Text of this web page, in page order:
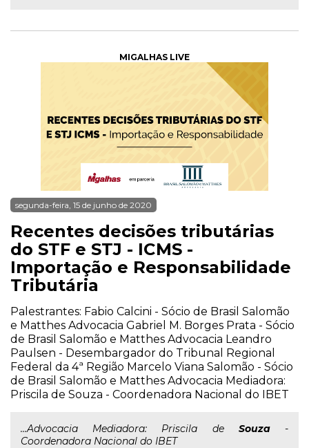
MIGALHAS LIVE
segunda-feira, 15 de junho de 2020
Recentes decisões tributárias
do STF e STJ - ICMS -
Importação e Responsabilidade
Tributária
Palestrantes: Fabio Calcini - Sócio de Brasil Salomão
e Matthes Advocacia Gabriel M. Borges Prata - Sócio
de Brasil Salomão e Matthes Advocacia Leandro
Paulsen - Desembargador do Tribunal Regional
Federal da 4ª Região Marcelo Viana Salomão - Sócio
de Brasil Salomão e Matthes Advocacia Mediadora:
Priscila de Souza - Coordenadora Nacional do IBET
...Advocacia Mediadora: Priscila de Souza-
Coordenadora Nacional do IBET